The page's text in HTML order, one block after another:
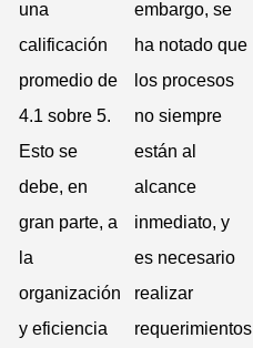
una
calificación
promedio de
4.1 sobre 5.
Esto se
debe, en
gran parte, a
la
organización
y eficiencia
embargo, se
ha notado que
los procesos
no siempre
están al
alcance
inmediato, y
es necesario
realizar
requerimientos